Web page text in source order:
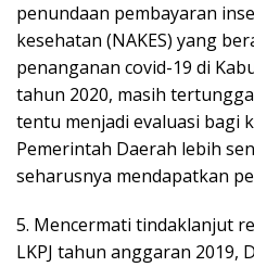
penundaan pembayaran
kesehatan (NAKES) yang
penanganan covid-19 di
tahun 2020, masih
tentu menjadi evaluasi bagi
Pemerintah Daerah lebih
seharusnya mendapatkan
5. Mencermati tindaklanjut
LKPJ tahun anggaran 2019,